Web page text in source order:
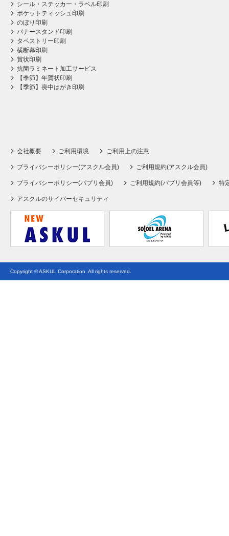
シール・ステッカー・ラベル印刷
ポケットティッシュ印刷
のぼり印刷
バナースタンド印刷
タペストリー印刷
横断幕印刷
賞状印刷
抗菌ラミネート加工サービス
【季節】年賀状印刷
【季節】喪中はがき印刷
会社概要 ご利用環境 ご利用上の注意
プライバシーポリシー(アスクル会員) ご利用規約(アスクル会員)
プライバシーポリシー(パプリ会員) ご利用規約(パプリ会員等) 特
アスクルのサイバーセキュリティ
Copyright © ASKUL Corporation. All rights reserved.